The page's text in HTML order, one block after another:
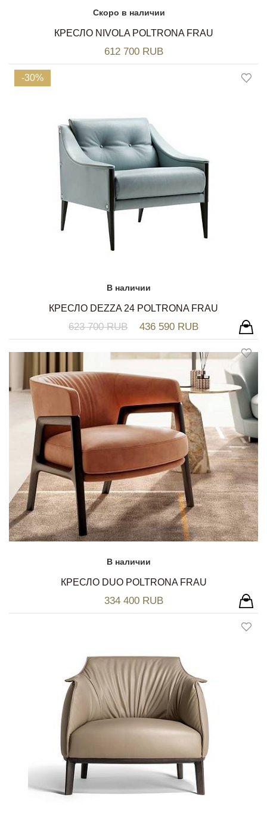
Скоро в наличии
КРЕСЛО NIVOLA POLTRONA FRAU
612 700 RUB
-30%
В наличии
КРЕСЛО DEZZA 24 POLTRONA FRAU
623 700 RUB 436 590 RUB
В наличии
КРЕСЛО DUO POLTRONA FRAU
334 400 RUB